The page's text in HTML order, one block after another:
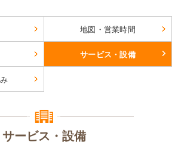
地図・営業時間
サービス・設備
サービス・設備